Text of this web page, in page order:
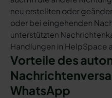
neu erstellten oder
oder bei eingehenden
unterstützten
Handlungen in HelpSpace
Vorteile des
WhatsApp